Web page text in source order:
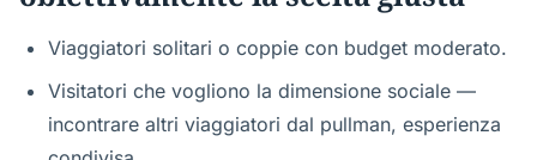
Viaggiatori solitari o coppie con budget moderato.
Visitatori che vogliono la dimensione sociale —
incontrare altri viaggiatori dal pullman, esperienza